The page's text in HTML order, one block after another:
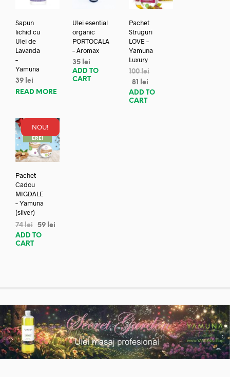
Sapun
lichid cu
Ulei de
Lavanda
–
Yamuna
39 lei
READ MORE
Ulei esential
organic
PORTOCALA
– Aromax
35 lei
ADD TO
CART
Pachet
Struguri
LOVE –
Yamuna
Luxury
100lei
81
lei
ADD TO
CART
NOU!
REDUC
ERE!
Pachet
Cadou
MIGDALE
– Yamuna
(silver)
74lei 59 lei
ADD TO
CART